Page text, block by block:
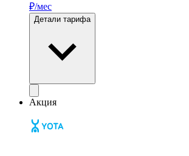
₽/мес
Детали тарифа
Акция